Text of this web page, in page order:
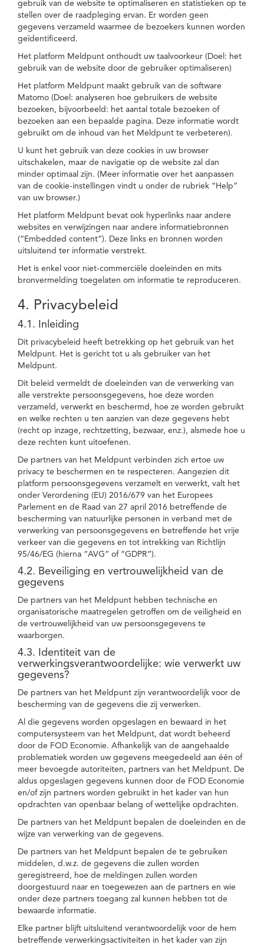
gebruik van de website te optimaliseren en statistieken op te
stellen over de raadpleging ervan. Er worden geen
gegevens verzameld waarmee de bezoekers kunnen worden
geïdentificeerd.
Het platform Meldpunt onthoudt uw taalvoorkeur (Doel: het
gebruik van de website door de gebruiker optimaliseren)
Het platform Meldpunt maakt gebruik van de software
Matomo (Doel: analyseren hoe gebruikers de website
bezoeken, bijvoorbeeld: het aantal totale bezoeken of
bezoeken aan een bepaalde pagina. Deze informatie wordt
gebruikt om de inhoud van het Meldpunt te verbeteren).
U kunt het gebruik van deze cookies in uw browser
uitschakelen, maar de navigatie op de website zal dan
minder optimaal zijn. (Meer informatie over het aanpassen
van de cookie-instellingen vindt u onder de rubriek “Help”
van uw browser.)
Het platform Meldpunt bevat ook hyperlinks naar andere
websites en verwijzingen naar andere informatiebronnen
(“Embedded content”). Deze links en bronnen worden
uitsluitend ter informatie verstrekt.
Het is enkel voor niet-commerciële doeleinden en mits
bronvermelding toegelaten om informatie te reproduceren.
4. Privacybeleid
4.1. Inleiding
Dit privacybeleid heeft betrekking op het gebruik van het
Meldpunt. Het is gericht tot u als gebruiker van het
Meldpunt.
Dit beleid vermeldt de doeleinden van de verwerking van
alle verstrekte persoonsgegevens, hoe deze worden
verzameld, verwerkt en beschermd, hoe ze worden gebruikt
en welke rechten u ten aanzien van deze gegevens hebt
(recht op inzage, rechtzetting, bezwaar, enz.), alsmede hoe u
deze rechten kunt uitoefenen.
De partners van het Meldpunt verbinden zich ertoe uw
privacy te beschermen en te respecteren. Aangezien dit
platform persoonsgegevens verzamelt en verwerkt, valt het
onder Verordening (EU) 2016/679 van het Europees
Parlement en de Raad van 27 april 2016 betreffende de
bescherming van natuurlijke personen in verband met de
verwerking van persoonsgegevens en betreffende het vrije
verkeer van die gegevens en tot intrekking van Richtlijn
95/46/EG (hierna “AVG” of “GDPR”).
4.2. Beveiliging en vertrouwelijkheid van de
gegevens
De partners van het Meldpunt hebben technische en
organisatorische maatregelen getroffen om de veiligheid en
de vertrouwelijkheid van uw persoonsgegevens te
waarborgen.
4.3. Identiteit van de
verwerkingsverantwoordelijke: wie verwerkt uw
gegevens?
De partners van het Meldpunt zijn verantwoordelijk voor de
bescherming van de gegevens die zij verwerken.
Al die gegevens worden opgeslagen en bewaard in het
computersysteem van het Meldpunt, dat wordt beheerd
door de FOD Economie. Afhankelijk van de aangehaalde
problematiek worden uw gegevens meegedeeld aan één of
meer bevoegde autoriteiten, partners van het Meldpunt. De
aldus opgeslagen gegevens kunnen door de FOD Economie
en/of zijn partners worden gebruikt in het kader van hun
opdrachten van openbaar belang of wettelijke opdrachten.
De partners van het Meldpunt bepalen de doeleinden en de
wijze van verwerking van de gegevens.
De partners van het Meldpunt bepalen de te gebruiken
middelen, d.w.z. de gegevens die zullen worden
geregistreerd, hoe de meldingen zullen worden
doorgestuurd naar en toegewezen aan de partners en wie
onder deze partners toegang zal kunnen hebben tot de
bewaarde informatie.
Elke partner blijft uitsluitend verantwoordelijk voor de hem
betreffende verwerkingsactiviteiten in het kader van zijn